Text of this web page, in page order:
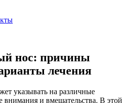
нос: причины
лечения
указывать на различные
внимания и вмешательства. В этой